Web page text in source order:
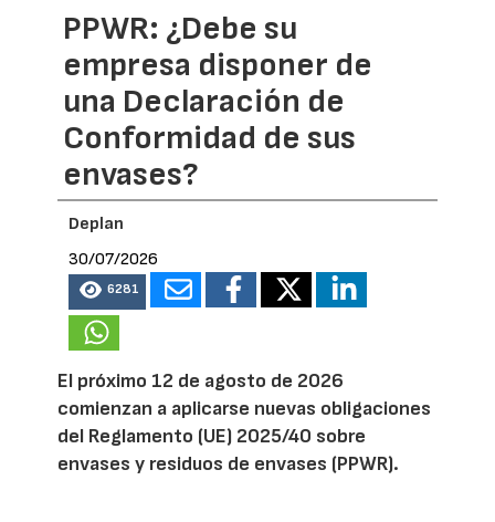
PPWR: ¿Debe su
empresa disponer de
una Declaración de
Conformidad de sus
envases?
Deplan
30/07/2026
6281
El próximo 12 de agosto de 2026
comienzan a aplicarse nuevas obligaciones
del Reglamento (UE) 2025/40 sobre
envases y residuos de envases (PPWR).